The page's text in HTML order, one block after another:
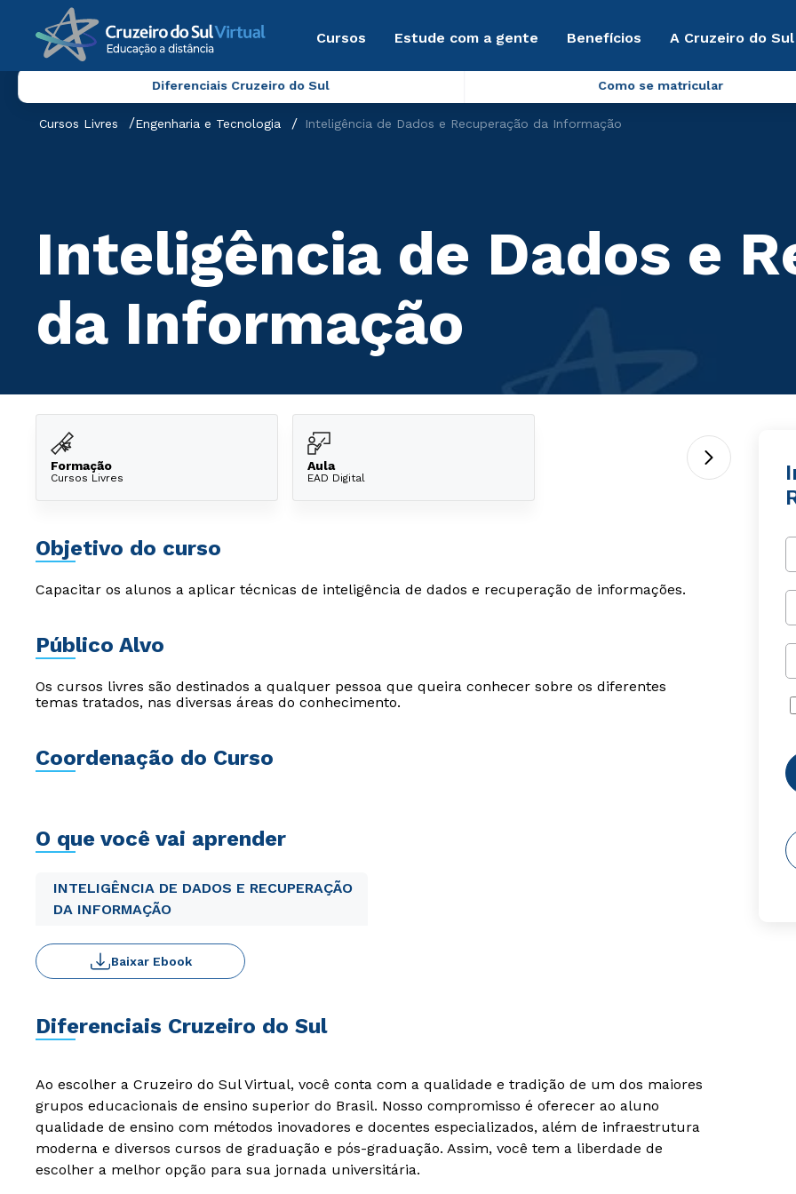
Cursos Estude com a gente Benefícios A Cruzeiro do
Diferenciais Cruzeiro do Sul Como se matricular
Cursos Livres Engenharia e Tecnologia Inteligência de Dados e Recuperação da Informação
Inteligência de Dados e
da Informação
Formação
Cursos Livres
Aula
EAD Digital
Objetivo do curso
Capacitar os alunos a aplicar técnicas de inteligência de dados e recuperação de informações.
Público Alvo
Os cursos livres são destinados a qualquer pessoa que queira conhecer sobre os diferentes
temas tratados, nas diversas áreas do conhecimento.
Coordenação do Curso
O que você vai aprender
INTELIGÊNCIA DE DADOS E RECUPERAÇÃO
DA INFORMAÇÃO
Baixar Ebook
Diferenciais Cruzeiro do Sul
Ao escolher a Cruzeiro do Sul Virtual, você conta com a qualidade e tradição de um dos maiores
grupos educacionais de ensino superior do Brasil. Nosso compromisso é oferecer ao aluno
qualidade de ensino com métodos inovadores e docentes especializados, além de infraestrutura
moderna e diversos cursos de graduação e pós-graduação. Assim, você tem a liberdade de
escolher a melhor opção para sua jornada universitária.